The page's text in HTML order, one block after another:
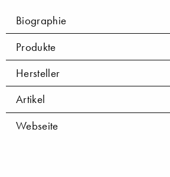
Biographie
Produkte
Hersteller
Artikel
Webseite